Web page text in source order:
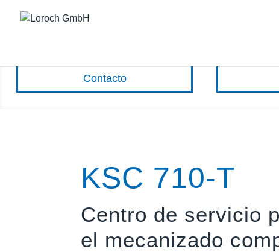
Contacto
KSC 710-T
Centro de servicio
el mecanizado